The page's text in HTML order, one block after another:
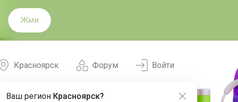
Жми
Форум
Красноярск
Ваш регион Красноярск?
Войти